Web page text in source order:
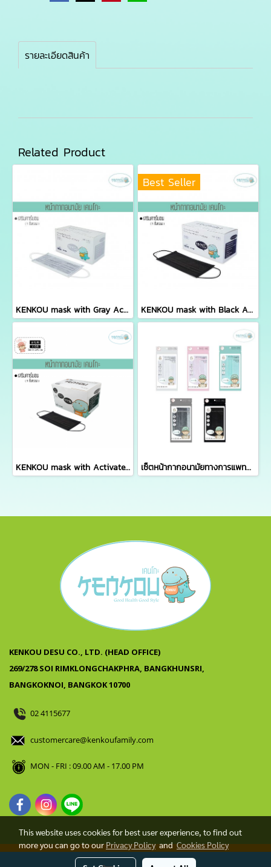
รายละเอียดสินค้า
Related Product
KENKOU mask with Gray Activated Carbon Filter containing 50 pieces/box
Best Seller
KENKOU mask with Black Activated Carbon Filter containing 50 pieces/box
KENKOU mask with Activated Carbon Filter for women or kid containing 50 pieces/box เซ็ตหน้ากากอนามัยทางการแพทย์เคนโกะ - เซ็ต 5 ซอง
KENKOU DESU CO., LTD. (HEAD OFFICE)
269/278 SOI RIMKLONGCHAKPHRA, BANGKHUNSRI,
BANGKOKNOI, BANGKOK 10700
02 4115677
customercare@kenkoufamily.com
MON - FRI : 09.00 AM - 17.00 PM
Copyright Kenkou Desu Co.,Ltd. All rights
This website uses cookies for best user experience, to find out
more you can go to ourPrivacy PolicyandCookies Policy